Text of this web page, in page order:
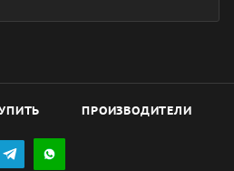
ПРОИЗВОДИТЕЛИ